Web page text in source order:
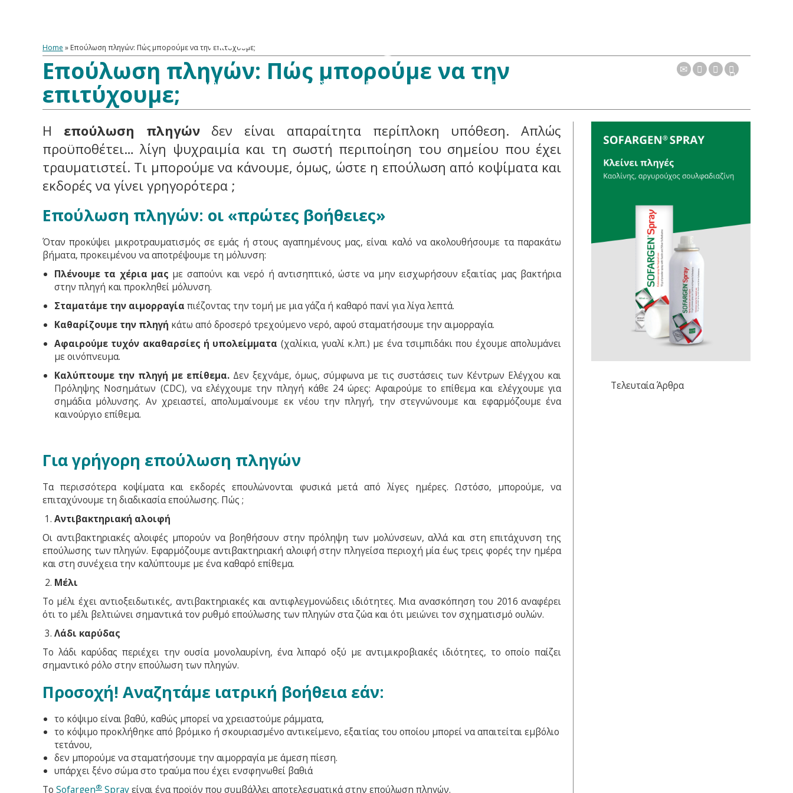
ΑΡΧΙΚΗ ΥΓΕΙΑ ΔΙΑΤΡΟΦΗ FITNESS ΣΥΝΕΝΤΕΥΞΕΙΣ ΠΡΟΪΟΝΤΑ
Home » Επούλωση πληγών: Πώς μπορούμε να την επιτύχουμε;
Επούλωση πληγών: Πώς μπορούμε να την
επιτύχουμε;
Η επούλωση πληγώνδεν είναι απαραίτητα περίπλοκη υπόθεση. Απλώς
προϋποθέτει… λίγη ψυχραιμία και τη σωστή περιποίηση του σημείου που έχει
τραυματιστεί. Τι μπορούμε να κάνουμε, όμως, ώστε η επούλωση από κοψίματα και
εκδορές να γίνει γρηγορότερα ;
Επούλωση πληγών: οι «πρώτες βοήθειες»
Όταν προκύψει μικροτραυματισμός σε εμάς ή στους αγαπημένους μας, είναι καλό να ακολουθήσουμε τα παρακάτω
βήματα, προκειμένου να αποτρέψουμε τη μόλυνση:
Πλένουμε τα χέρια μας με σαπούνι και νερό ή αντισηπτικό, ώστε να μην εισχωρήσουν εξαιτίας μας βακτήρια
στην πληγή και προκληθεί μόλυνση.
Σταματάμε την αιμορραγία πιέζοντας την τομή με μια γάζα ή καθαρό πανί για λίγα λεπτά.
Καθαρίζουμε την πληγή κάτω από δροσερό τρεχούμενο νερό, αφού σταματήσουμε την αιμορραγία.
Αφαιρούμε τυχόν ακαθαρσίες ή υπολείμματα (χαλίκια, γυαλί κ.λπ.) με ένα τσιμπιδάκι που έχουμε απολυμάνει
με οινόπνευμα.
Καλύπτουμε την πληγή με επίθεμα. Δεν ξεχνάμε, όμως, σύμφωνα με τις συστάσεις των Κέντρων Ελέγχου και
Πρόληψης Νοσημάτων (CDC), να ελέγχουμε την πληγή κάθε 24 ώρες: Αφαιρούμε το επίθεμα και ελέγχουμε για
σημάδια μόλυνσης. Αν χρειαστεί, απολυμαίνουμε εκ νέου την πληγή, την στεγνώνουμε και εφαρμόζουμε ένα
καινούργιο επίθεμα.
Για γρήγορη επούλωση πληγών
Τα περισσότερα κοψίματα και εκδορές επουλώνονται φυσικά μετά από λίγες ημέρες. Ωστόσο, μπορούμε, να
επιταχύνουμε τη διαδικασία επούλωσης. Πώς ;
Αντιβακτηριακή αλοιφή
Οι αντιβακτηριακές αλοιφές μπορούν να βοηθήσουν στην πρόληψη των μολύνσεων, αλλά και στη επιτάχυνση της
επούλωσης των πληγών. Εφαρμόζουμε αντιβακτηριακή αλοιφή στην πληγείσα περιοχή μία έως τρεις φορές την ημέρα
και στη συνέχεια την καλύπτουμε με ένα καθαρό επίθεμα.
Μέλι
Το μέλι έχει αντιοξειδωτικές, αντιβακτηριακές και αντιφλεγμονώδεις ιδιότητες. Μια ανασκόπηση του 2016 αναφέρει
ότι το μέλι βελτιώνει σημαντικά τον ρυθμό επούλωσης των πληγών στα ζώα και ότι μειώνει τον σχηματισμό ουλών.
Λάδι καρύδας
Το λάδι καρύδας περιέχει την ουσία μονολαυρίνη, ένα λιπαρό οξύ με αντιμικροβιακές ιδιότητες, το οποίο παίζει
σημαντικό ρόλο στην επούλωση των πληγών.
Προσοχή! Αναζητάμε ιατρική βοήθεια εάν:
το κόψιμο είναι βαθύ, καθώς μπορεί να χρειαστούμε ράμματα,
το κόψιμο προκλήθηκε από βρόμικο ή σκουριασμένο αντικείμενο, εξαιτίας του οποίου μπορεί να απαιτείται εμβόλιο
τετάνου,
δεν μπορούμε να σταματήσουμε την αιμορραγία με άμεση πίεση.
υπάρχει ξένο σώμα στο τραύμα που έχει ενσφηνωθεί βαθιά
Το Sofargen® Sprayείναι ένα προϊόν που συμβάλλει αποτελεσματικά στην επούλωση πληγών.
Τελευταία Άρθρα